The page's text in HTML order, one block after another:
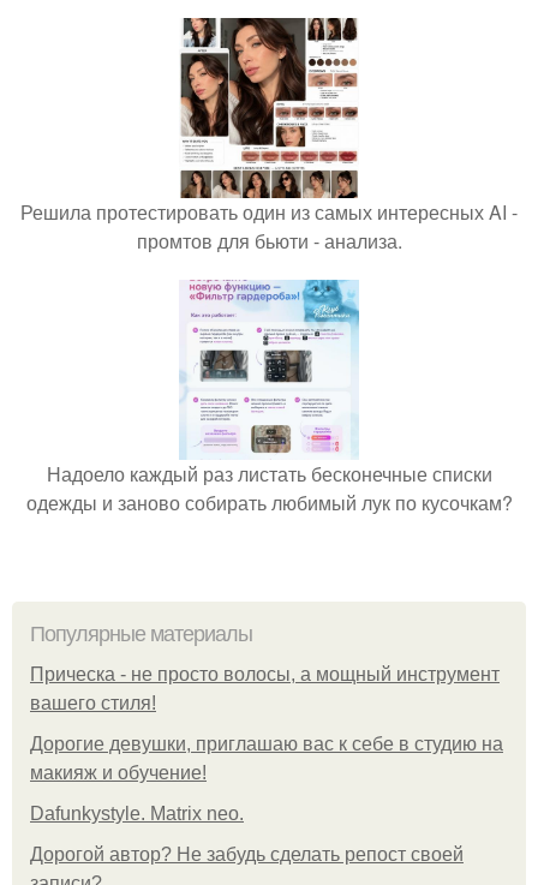
Решила протестировать один из самых интересных AI -
промтов для бьюти - анализа.
Надоело каждый раз листать бесконечные списки
одежды и заново собирать любимый лук по кусочкам?
Популярные материалы
Прическа - не просто волосы, а мощный инструмент
вашего стиля!
Дорогие девушки, приглашаю вас к себе в студию на
макияж и обучение!
Dafunkystyle. Matrix neo.
Дорогой автор? Не забудь сделать репост своей